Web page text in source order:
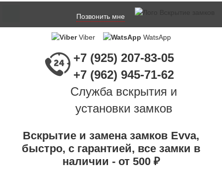
Позвонить мне
Viber WatsApp
+7 (925) 207-83-05
+7 (962) 945-71-62
Служба вскрытия и
установки замков
Вскрытие и замена замков Evva,
быстро, с гарантией, все замки в
наличии - от 500 ₽